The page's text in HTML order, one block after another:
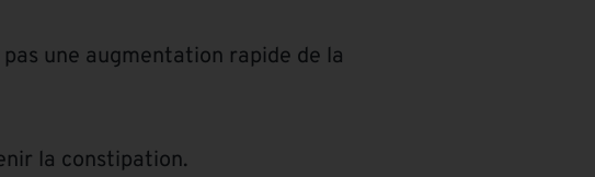
une augmentation rapide de la
la constipation.